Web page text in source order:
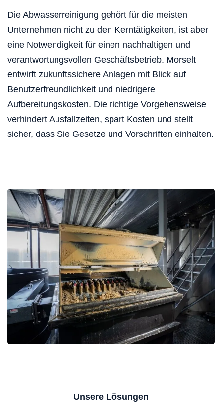
Die Abwasserreinigung gehört für die meisten
Unternehmen nicht zu den Kerntätigkeiten, ist aber
eine Notwendigkeit für einen nachhaltigen und
verantwortungsvollen Geschäftsbetrieb. Morselt
entwirft zukunftssichere Anlagen mit Blick auf
Benutzerfreundlichkeit und niedrigere
Aufbereitungskosten. Die richtige Vorgehensweise
verhindert Ausfallzeiten, spart Kosten und stellt
sicher, dass Sie Gesetze und Vorschriften einhalten.
Unsere Lösungen